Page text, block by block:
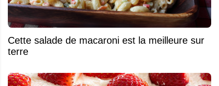
Cette salade de macaroni est la meilleure sur
terre